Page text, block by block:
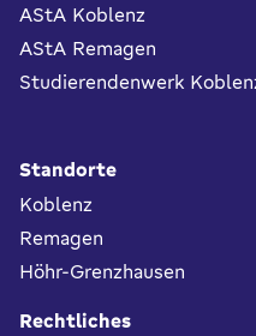
AStA Koblenz
AStA Remagen
Studierendenwerk
Standorte
Koblenz
Remagen
Höhr-Grenzhausen
Rechtliches